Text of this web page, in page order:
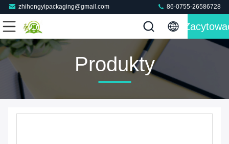
zhihongyipackaging@gmail.com 86-0755-26586728
Produkty